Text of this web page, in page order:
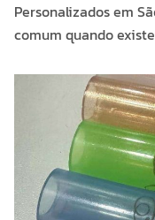
Personalizados em
comum quando